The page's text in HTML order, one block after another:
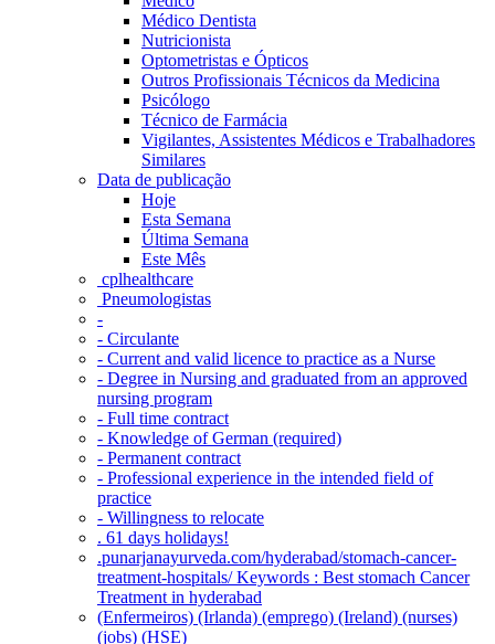
Médico Dentista
Nutricionista
Optometristas e Ópticos
Outros Profissionais Técnicos da Medicina
Psicólogo
Técnico de Farmácia
Vigilantes, Assistentes Médicos e Trabalhadores
Similares
Data de publicação
Hoje
Esta Semana
Última Semana
Este Mês
‎ cplhealthcare‬
Pneumologistas
-
- Circulante
- Current and valid licence to practice as a Nurse
- Degree in Nursing and graduated from an approved
nursing program
- Full time contract
- Knowledge of German (required)
- Permanent contract
- Professional experience in the intended field of
practice
- Willingness to relocate
. 61 days holidays!
.punarjanayurveda.com/hyderabad/stomach-cancer-
treatment-hospitals/ Keywords : Best stomach Cancer
Treatment in hyderabad
(Enfermeiros) (Irlanda) (emprego) (Ireland) (nurses)
(jobs) (HSE)